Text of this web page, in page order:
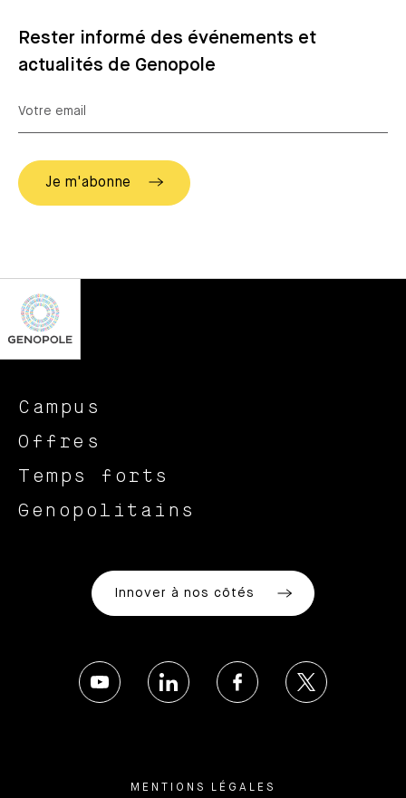
Rester informé des événements et
actualités de Genopole
Campus
Offres
Temps forts
Genopolitains
Innover à nos côtés
MENTIONS LÉGALES